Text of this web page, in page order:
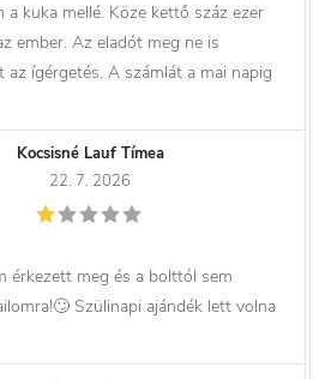
kuka mellé. Köze kettő száz ezer
ember. Az eladót meg ne is
ígérgetés. A számlát a mai napig
Kocsisné Lauf Tímea
22. 7. 2026
érkezett meg és a bolttól sem
Szülinapi ajándék lett volna